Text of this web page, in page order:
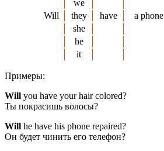
we
Will
they have a phone
she
he
it
Примеры:
Will you have your hair colored?
Ты покрасишь волосы?
Will he have his phone repaired?
Он будет чинить его телефон?